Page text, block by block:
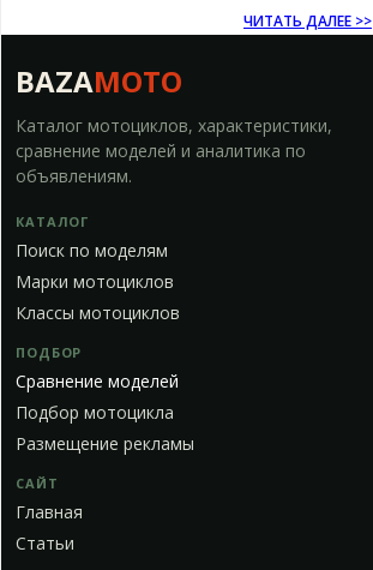
ЧИТАТЬ ДАЛЕЕ >>
BAZAMOTO
Каталог мотоциклов, характеристики,
сравнение моделей и аналитика по
объявлениям.
КАТАЛОГ
Поиск по моделям
Марки мотоциклов
Классы мотоциклов
ПОДБОР
Сравнение моделей
Подбор мотоцикла
Размещение рекламы
САЙТ
Главная
Статьи